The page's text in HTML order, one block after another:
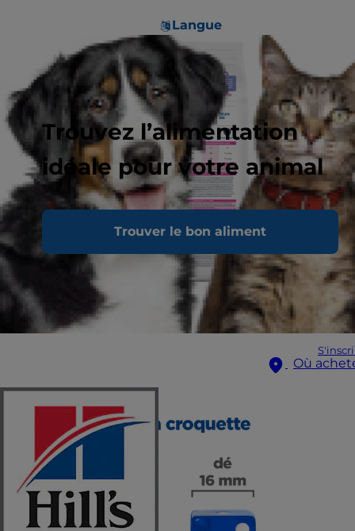
Langue
Trouvez l’alimentation
idéale pour votre animal
Trouver le bon aliment
Où